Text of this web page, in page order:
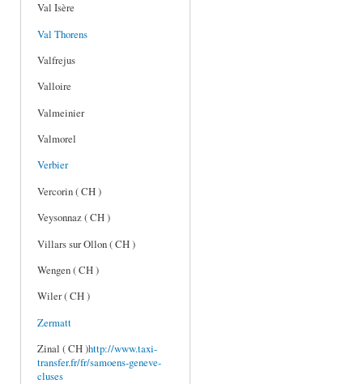
Val Isère
Val Thorens
Valfrejus
Valloire
Valmeinier
Valmorel
Verbier
Vercorin ( CH )
Veysonnaz ( CH )
Villars sur Ollon ( CH )
Wengen ( CH )
Wiler ( CH )
Zermatt
Zinal ( CH )http://www.taxi-
transfer.fr/fr/samoens-geneve-
cluses